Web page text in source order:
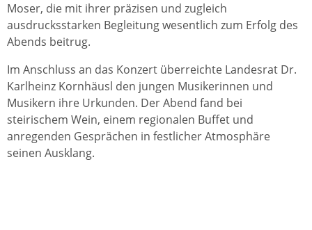
Moser, die mit ihrer präzisen und zugleich
ausdrucksstarken Begleitung wesentlich zum Erfolg des
Abends beitrug.
Im Anschluss an das Konzert überreichte Landesrat Dr.
Karlheinz Kornhäusl den jungen Musikerinnen und
Musikern ihre Urkunden. Der Abend fand bei
steirischem Wein, einem regionalen Buffet und
anregenden Gesprächen in festlicher Atmosphäre
seinen Ausklang.